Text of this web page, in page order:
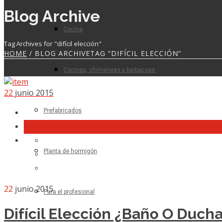
Cocina
Cocinas, chimeneas y barbacoas
Prefabricados
Planta de hormigón
Para el profesional
Blog Archive
Tag Archives for "difícil elección"
HOME / BLOG ARCHIVETAG “DIFÍCIL ELECCIÓN”
22 junio 2015
22 junio 2015
Difícil Elección ¿baño O